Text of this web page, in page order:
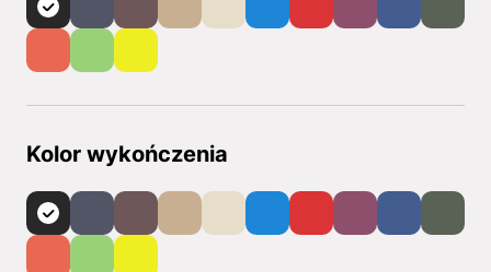
Kolor wykończenia